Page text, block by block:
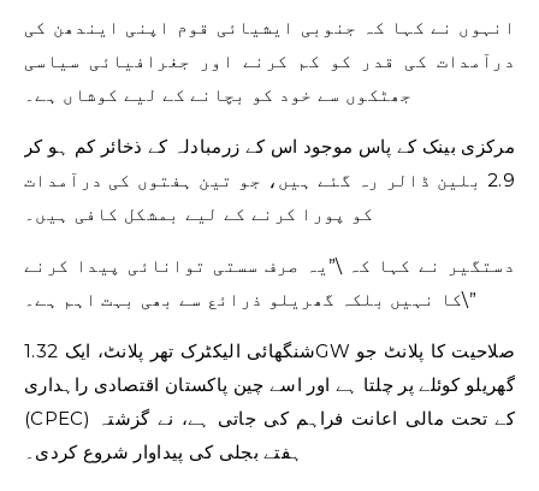
انہوں نے کہا کہ جنوبی ایشیائی قوم اپنی ایندھن کی
درآمدات کی قدر کو کم کرنے اور جغرافیائی سیاسی
جھٹکوں سے خود کو بچانے کے لیے کوشاں ہے۔
مرکزی بینک کے پاس موجود اس کے زرمبادلہ کے ذخائر کم ہو کر
2.9 بلین ڈالر رہ گئے ہیں، جو تین ہفتوں کی درآمدات
کو پورا کرنے کے لیے بمشکل کافی ہیں۔
دستگیر نے کہا کہ \”یہ صرف سستی توانائی پیدا کرنے
کا نہیں بلکہ گھریلو ذرائع سے بھی بہت اہم ہے۔\”
شنگھائی الیکٹرک تھر پلانٹ، ایک 1.32GW صلاحیت کا پلانٹ جو
گھریلو کوئلے پر چلتا ہے اور اسے چین پاکستان اقتصادی راہداری
(CPEC) کے تحت مالی اعانت فراہم کی جاتی ہے، نے گزشتہ
ہفتے بجلی کی پیداوار شروع کردی۔